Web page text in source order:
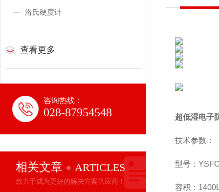
洛氏硬度计
查看更多
咨询热线：
028-87954548
相关文章 ARTICLES
致力于成为更好的解决方案供应商！
超低湿电子
技术参数：
型号：
容积：